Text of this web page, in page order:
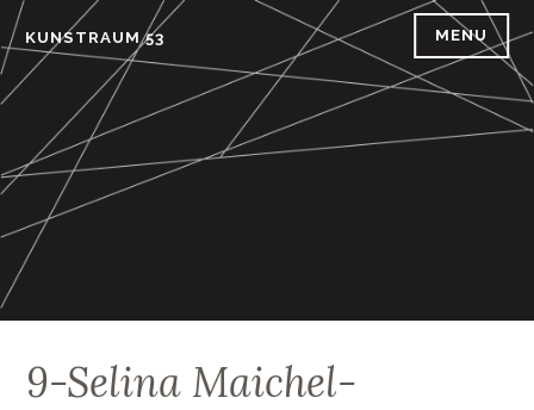
Skip
to
content
KUNSTRAUM 53 MENU
9-Selina Maichel-